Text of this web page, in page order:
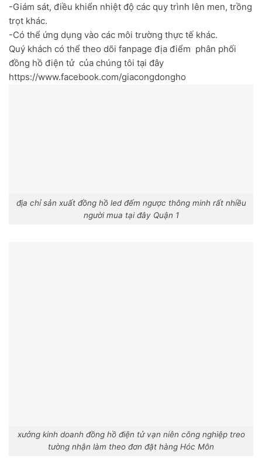
-Giám sát, điều khiển nhiệt độ các quy trình lên men, trồng
trọt khác.
-Có thể ứng dụng vào các môi trường thực tế khác.
Quý khách có thể theo dõi fanpage địa điểm phân phối
đồng hồ điện tử của chúng tôi tại đây
https://www.facebook.com/giacongdongho
địa chỉ sản xuất đồng hồ led đếm ngược thông minh rất nhiều
người mua tại đây Quận 1
xưởng kinh doanh đồng hồ điện tử vạn niên công nghiệp treo
tường nhận làm theo đơn đặt hàng Hóc Môn